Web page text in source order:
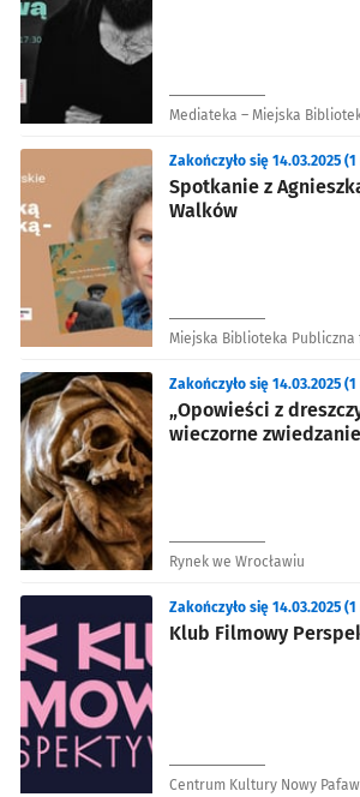
Mediateka – Miejska
Spotkanie z
Walków
Zakończyło się 14.03.2025
Miejska Biblioteka Publiczna
„Opowieści z
wieczorne
Zakończyło się 14.03.2025
Rynek we Wrocławiu
Klub Filmowy
Zakończyło się 14.03.2025
Centrum Kultury Nowy